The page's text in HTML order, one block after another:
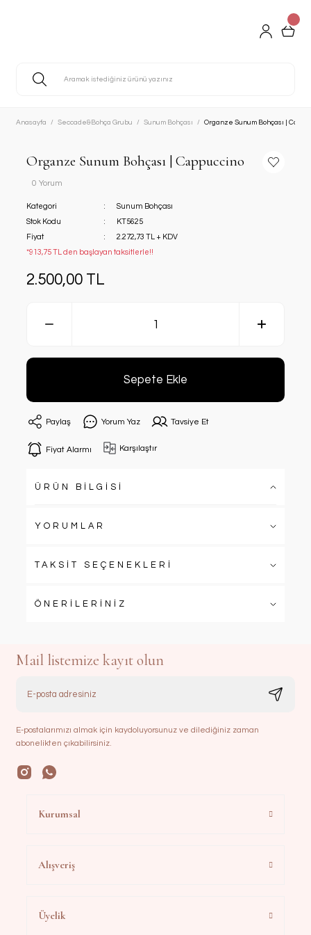
Anasayfa Seccade&Bohça Grubu Sunum Bohçası Organze Sunum Bohçası |
Organze Sunum Bohçası | Cappuccino
0 Yorum
Kategori
Sunum Bohçası
Stok Kodu
KT5625
Fiyat
2.272,73 TL + KDV
*913,75 TL den başlayan taksitlerle!!
2.500,00 TL
Sepete Ekle
Paylaş Yorum Yaz Tavsiye Et
Fiyat Alarmı Karşılaştır
ÜRÜN BİLGİSİ
YORUMLAR
TAKSİT SEÇENEKLERİ
ÖNERİLERİNİZ
Mail listemize kayıt olun
E-postalarımızı almak için kaydoluyorsunuz ve dilediğiniz zaman
abonelikten çıkabilirsiniz.
Kurumsal
Alışveriş
Üyelik